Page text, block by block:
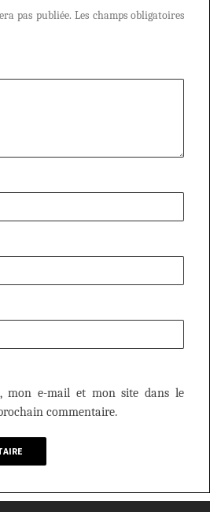
pas publiée. Les champs obligatoires
mon e-mail et mon site dans le
commentaire.